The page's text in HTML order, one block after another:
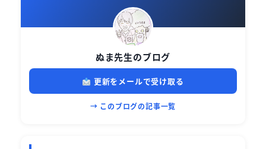
ぬま先生のブログ
更新をメールで受け取る
→ このブログの記事一覧